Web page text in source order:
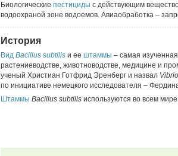
Биологические пестициды с действующим
водоохраной зоне водоемов. Авиаобработка –
История
Вид Bacillus subtilis и ее штаммы – самая
растениеводстве, животноводстве, медицине и
ученый Христиан Готфрид Эренберг и назвал
по инициативе немецкого исследователя –
Штаммы Bacillus subtilis используются во всем